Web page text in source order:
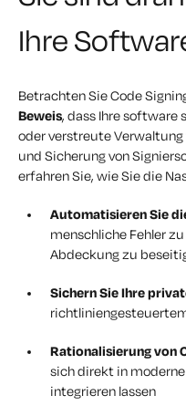
Ihre
Betrachten Sie Code
Beweis, dass Ihre software
oder verstreute
und Sicherung von
erfahren Sie, wie Sie die
Automatisieren Sie
menschliche Fehler
Abdeckung zu
Sichern Sie Ihre
Rationalisierung von
sich direkt in
integrieren lassen